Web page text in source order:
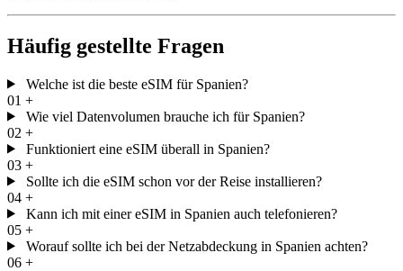
Häufig gestellte Fragen
Welche ist die beste eSIM für Spanien?
01 +
Wie viel Datenvolumen brauche ich für Spanien?
02 +
Funktioniert eine eSIM überall in Spanien?
03 +
Sollte ich die eSIM schon vor der Reise installieren?
04 +
Kann ich mit einer eSIM in Spanien auch telefonieren?
05 +
Worauf sollte ich bei der Netzabdeckung in Spanien achten?
06 +